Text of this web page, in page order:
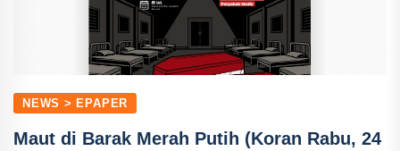
NEWS > EPAPER
Maut di Barak Merah Putih (Koran Rabu, 24